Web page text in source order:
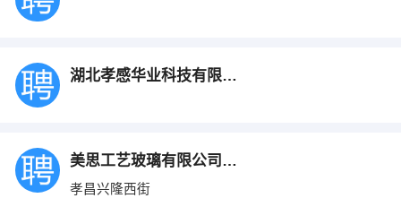
湖北孝感华业科技有限公司
美思工艺玻璃有限公司孝昌分公司
孝昌兴隆西街